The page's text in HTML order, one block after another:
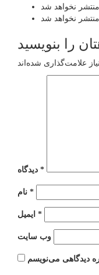
را بنویسید
دیدگاه *
نام *
*
وب‌ سایت